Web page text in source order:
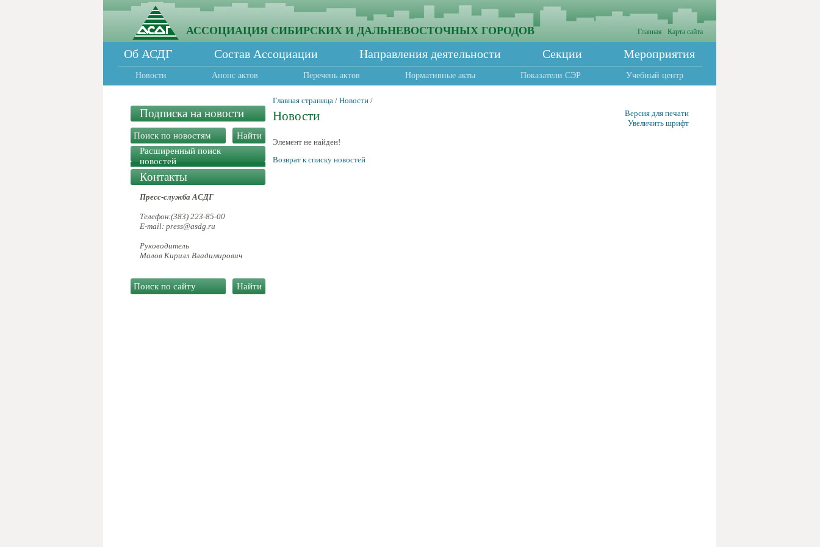
АССОЦИАЦИЯ СИБИРСКИХ И ДАЛЬНЕВОСТОЧНЫХ ГОРОДОВ Главная Карта сайта
Об АСДГ Состав Ассоциации Направления деятельности Секции Мероприятия
Новости Анонс актов Перечень актов Нормативные акты Показатели СЭР Учебный центр
Подписка на новости
Расширенный поиск
новостей
Контакты
Пресс-служба АСДГ
Телефон:(383) 223-85-00
E-mail: press@asdg.ru
Руководитель
Малов Кирилл Владимирович
Главная страница / Новости /
Новости
Версия для печати
Увеличить шрифт
Элемент не найден!
Возврат к списку новостей